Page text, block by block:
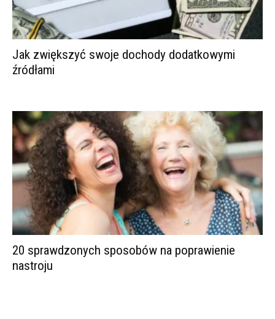
Jak zwiększyć swoje dochody dodatkowymi
źródłami
20 sprawdzonych sposobów na poprawienie
nastroju